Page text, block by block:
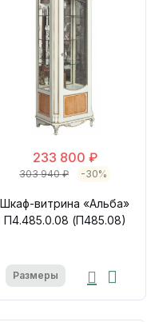
233 800 ₽
303 940 ₽ -30%
Шкаф-витрина «Альба»
П4.485.0.08 (П485.08)
Размеры